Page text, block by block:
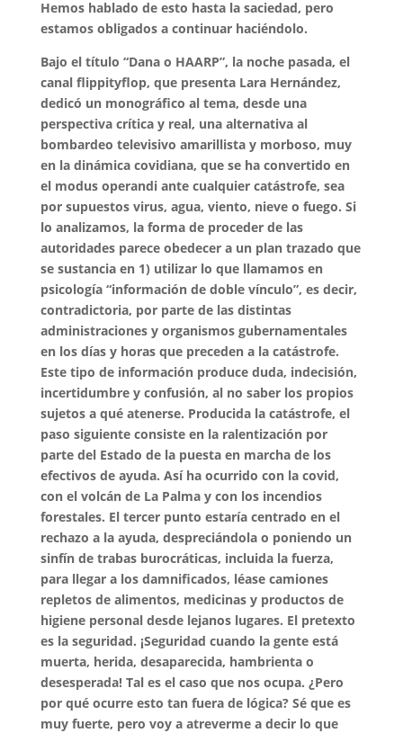
Hemos hablado de esto hasta la saciedad, pero
estamos obligados a continuar haciéndolo.
Bajo el título “Dana o HAARP”, la noche pasada, el
canal flippityflop, que presenta Lara Hernández,
dedicó un monográfico al tema, desde una
perspectiva crítica y real, una alternativa al
bombardeo televisivo amarillista y morboso, muy
en la dinámica covidiana, que se ha convertido en
el modus operandi ante cualquier catástrofe, sea
por supuestos virus, agua, viento, nieve o fuego. Si
lo analizamos, la forma de proceder de las
autoridades parece obedecer a un plan trazado que
se sustancia en 1) utilizar lo que llamamos en
psicología “información de doble vínculo”, es decir,
contradictoria, por parte de las distintas
administraciones y organismos gubernamentales
en los días y horas que preceden a la catástrofe.
Este tipo de información produce duda, indecisión,
incertidumbre y confusión, al no saber los propios
sujetos a qué atenerse. Producida la catástrofe, el
paso siguiente consiste en la ralentización por
parte del Estado de la puesta en marcha de los
efectivos de ayuda. Así ha ocurrido con la covid,
con el volcán de La Palma y con los incendios
forestales. El tercer punto estaría centrado en el
rechazo a la ayuda, despreciándola o poniendo un
sinfín de trabas burocráticas, incluida la fuerza,
para llegar a los damnificados, léase camiones
repletos de alimentos, medicinas y productos de
higiene personal desde lejanos lugares. El pretexto
es la seguridad. ¡Seguridad cuando la gente está
muerta, herida, desaparecida, hambrienta o
desesperada! Tal es el caso que nos ocupa. ¿Pero
por qué ocurre esto tan fuera de lógica? Sé que es
muy fuerte, pero voy a atreverme a decir lo que